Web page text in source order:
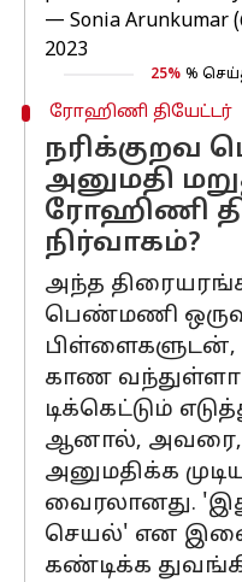
— Sonia Arunkumar
2023
25% %
ரோஹிணி தியேட்டர்
நரிக்குறவ
அனுமதி
ரோஹிணி
நிர்வாகம்?
அந்த
பெண்மணி
பிள்ளைகளுடன்,
காண
டிக்கெட்டும்
ஆனால், அவரை,
அனுமதிக்க
வைரலானது.
செயல்' என
கண்டிக்க